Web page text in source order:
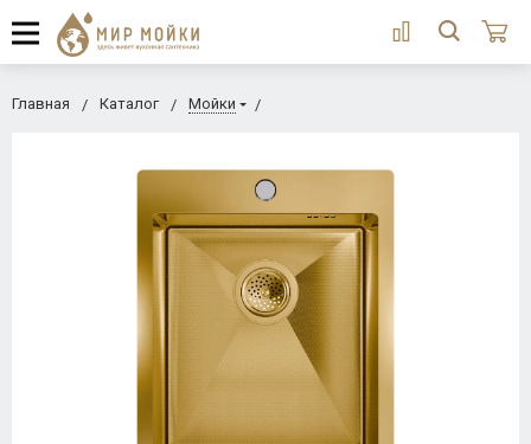
Главная Каталог Мойки